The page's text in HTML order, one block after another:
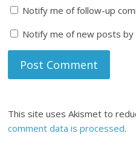
Notify me of follow-up
Notify me of new posts by
This site uses Akismet to
comment data is processed.